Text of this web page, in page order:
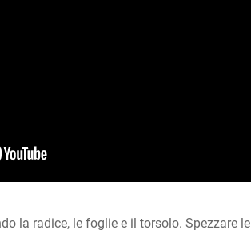
la radice, le foglie e il torsolo. Spezzare le